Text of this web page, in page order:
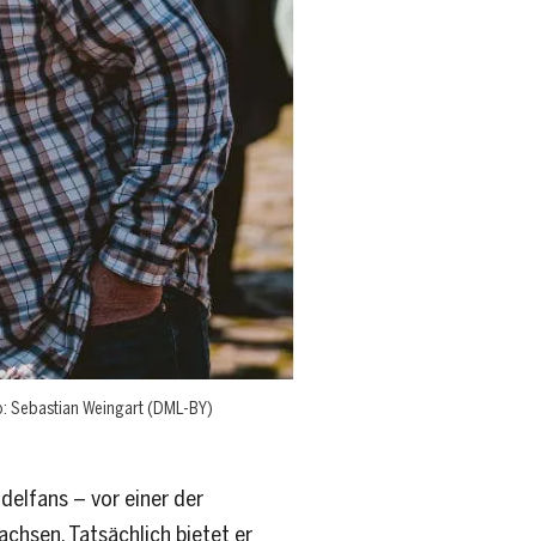
Weingart (DML-BY)
– vor einer der
Tatsächlich bietet er